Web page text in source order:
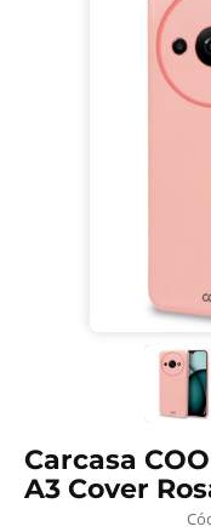
Carcasa
A3 Cover